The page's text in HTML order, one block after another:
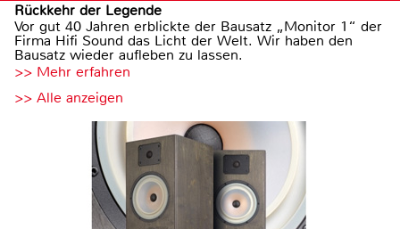
Rückkehr der Legende
Vor gut 40 Jahren erblickte der Bausatz „Monitor 1“ der
Firma Hifi Sound das Licht der Welt. Wir haben den
Bausatz wieder aufleben zu lassen.
>> Mehr erfahren
>> Alle anzeigen